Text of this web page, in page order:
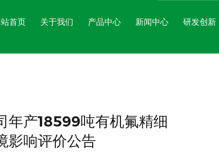
站首页 关于我们 产品中心 新闻中心 研发创新
资质荣誉
苯乙酸
氟硝基苯系列
氟溴苯系列
年产18599吨有机氟精细
影响评价公告